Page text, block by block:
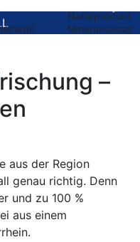
Naturprodukt
Mineralwasser
Next
–
aus der Region
genau richtig. Denn
und zu 100 %
aus einem